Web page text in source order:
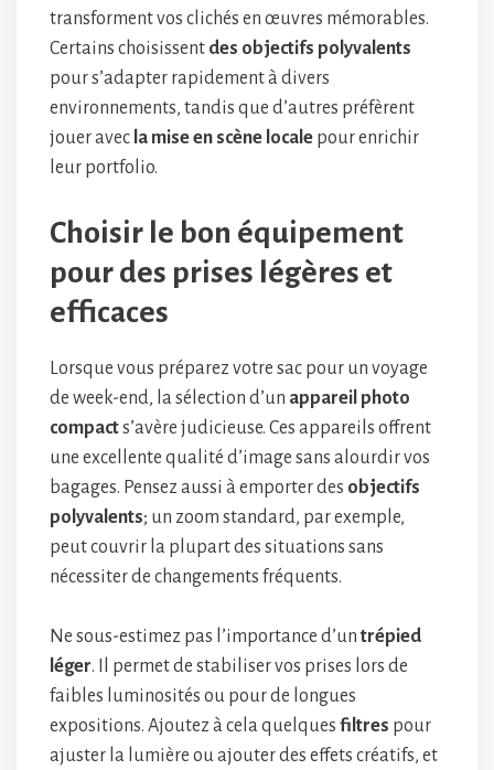
transforment vos clichés en œuvres mémorables.
Certains choisissent des objectifs polyvalents
pour s’adapter rapidement à divers
environnements, tandis que d’autres préfèrent
jouer avec la mise en scène locale pour enrichir
leur portfolio.
Choisir le bon équipement
pour des prises légères et
efficaces
Lorsque vous préparez votre sac pour un voyage
de week-end, la sélection d’un appareil photo
compacts’avère judicieuse. Ces appareils offrent
une excellente qualité d’image sans alourdir vos
bagages. Pensez aussi à emporter des objectifs
polyvalents; un zoom standard, par exemple,
peut couvrir la plupart des situations sans
nécessiter de changements fréquents.
Ne sous-estimez pas l’importance d’un trépied
léger. Il permet de stabiliser vos prises lors de
faibles luminosités ou pour de longues
expositions. Ajoutez à cela quelques filtres pour
ajuster la lumière ou ajouter des effets créatifs, et